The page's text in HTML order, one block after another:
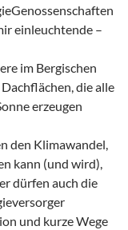
einleuchtende –
im Bergischen
die alle
erzeugen
den Klimawandel,
kann (und wird),
dürfen auch die
und kurze Wege